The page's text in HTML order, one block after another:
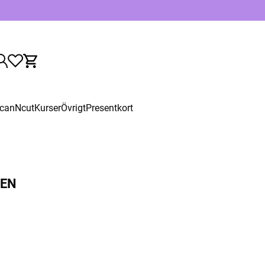
KurserÖvrigtPresentkort